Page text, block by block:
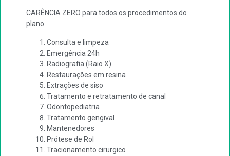
CARÊNCIA ZERO para todos os procedimentos do
plano
Consulta e limpeza
Emergência 24h
Radiografia (Raio X)
Restaurações em resina
Extrações de siso
Tratamento e retratamento de canal
Odontopediatria
Tratamento gengival
Mantenedores
Prótese de Rol
Tracionamento cirurgico